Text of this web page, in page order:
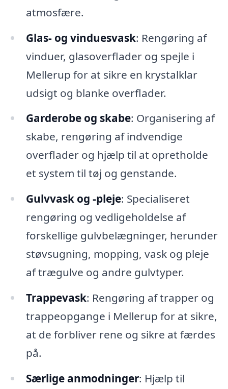
atmosfære.
Glas- og vinduesvask: Rengøring af
vinduer, glasoverflader og spejle i
Mellerup for at sikre en krystalklar
udsigt og blanke overflader.
Garderobe og skabe: Organisering af
skabe, rengøring af indvendige
overflader og hjælp til at opretholde
et system til tøj og genstande.
Gulvvask og -pleje: Specialiseret
rengøring og vedligeholdelse af
forskellige gulvbelægninger, herunder
støvsugning, mopping, vask og pleje
af trægulve og andre gulvtyper.
Trappevask: Rengøring af trapper og
trappeopgange i Mellerup for at sikre,
at de forbliver rene og sikre at færdes
på.
Særlige anmodninger: Hjælp til